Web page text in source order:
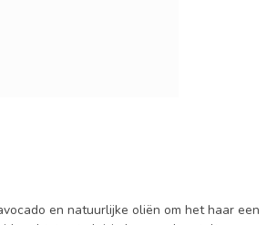
en natuurlijke oliën om het haar een